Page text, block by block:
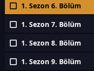
1. Sezon 6. Bölüm
1. Sezon 7. Bölüm
1. Sezon 8. Bölüm
1. Sezon 9. Bölüm